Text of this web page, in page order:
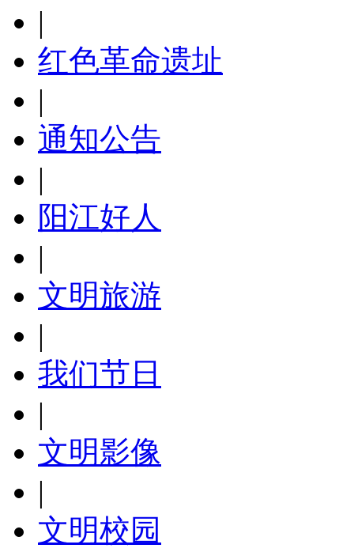
|
红色革命遗址
|
通知公告
|
阳江好人
|
文明旅游
|
我们节日
|
文明影像
|
文明校园